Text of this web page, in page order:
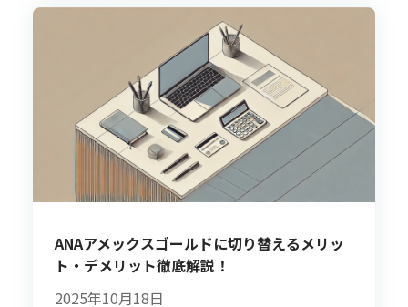
ANAアメックスゴールドに切り替えるメリッ
ト・デメリット徹底解説！
2025年10月18日